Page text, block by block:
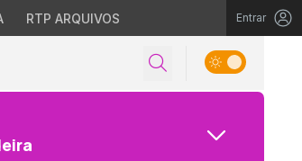
RTP ARQUIVOS Entrar